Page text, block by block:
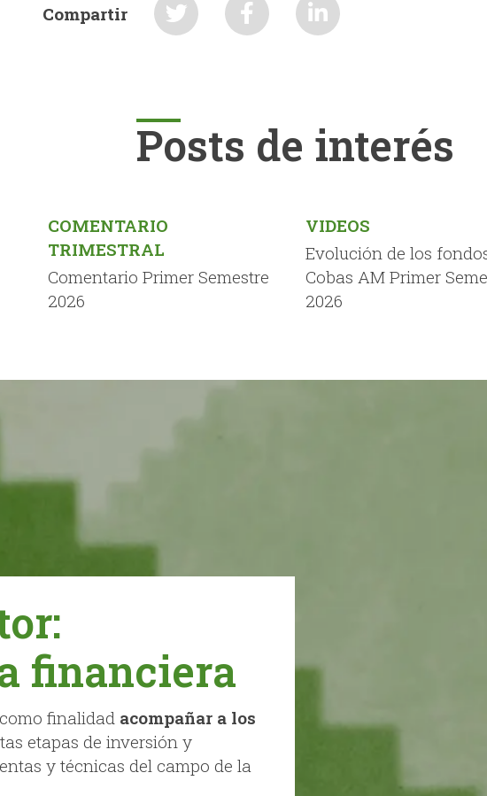
Compartir
Posts de interés
COMENTARIO
TRIMESTRAL
Comentario Primer Semestre
2026
VIDEOS
Evolución de los
Cobas AM Primer
2026
financiera
finalidad acompañar a los
etapas de inversión y
y técnicas del campo de la